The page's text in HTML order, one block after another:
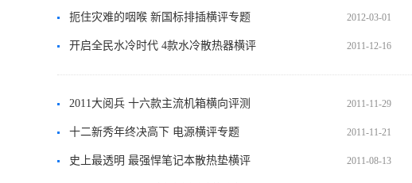
扼住灾难的咽喉 新国标排插横评专题 2012-03-01
开启全民水冷时代 4款水冷散热器横评 2011-12-16
2011大阅兵 十六款主流机箱横向评测 2011-11-29
十二新秀年终决高下 电源横评专题 2011-11-21
史上最透明 最强悍笔记本散热垫横评 2011-08-13